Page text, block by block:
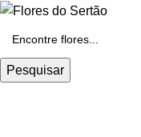
Pesquisar